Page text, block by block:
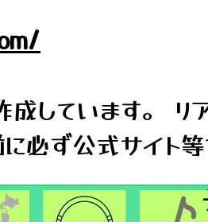
しています。 リ
必ず公式サイト